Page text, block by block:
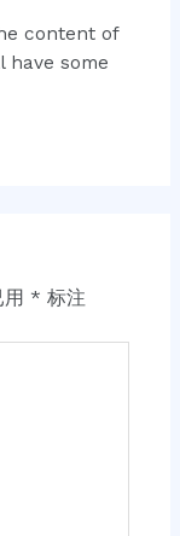
content of
some
* 标注